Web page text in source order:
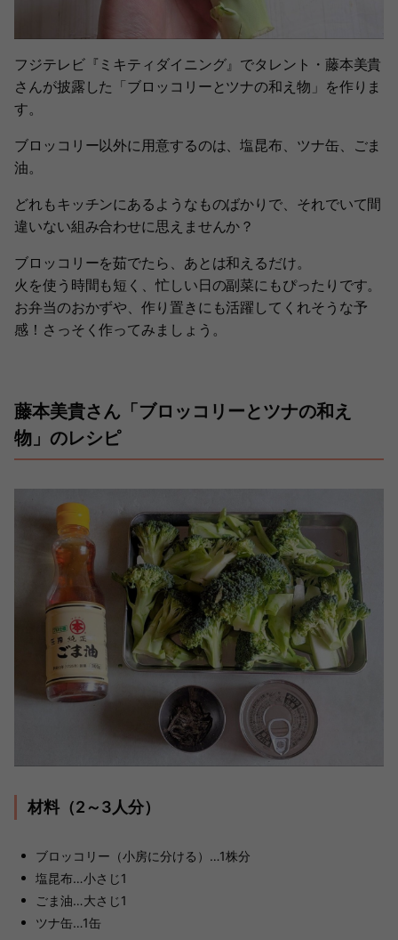
フジテレビ『ミキティダイニング』でタレント・藤本美貴
さんが披露した「ブロッコリーとツナの和え物」を作りま
す。
ブロッコリー以外に用意するのは、塩昆布、ツナ缶、ごま
油。
どれもキッチンにあるようなものばかりで、それでいて間
違いない組み合わせに思えませんか？
ブロッコリーを茹でたら、あとは和えるだけ。
火を使う時間も短く、忙しい日の副菜にもぴったりです。
お弁当のおかずや、作り置きにも活躍してくれそうな予
感！さっそく作ってみましょう。
藤本美貴さん「ブロッコリーとツナの和え
物」のレシピ
材料（2～3人分）
ブロッコリー（小房に分ける）…1株分
塩昆布…小さじ1
ごま油…大さじ1
ツナ缶…1缶